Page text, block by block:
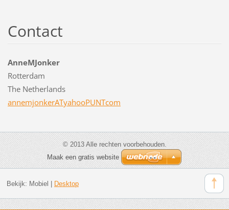
Contact
AnneMJonker
Rotterdam
The Netherlands
annemjonkerATyahooPUNTcom
© 2013 Alle rechten voorbehouden.
Maak een gratis website
Bekijk: Mobiel Desktop